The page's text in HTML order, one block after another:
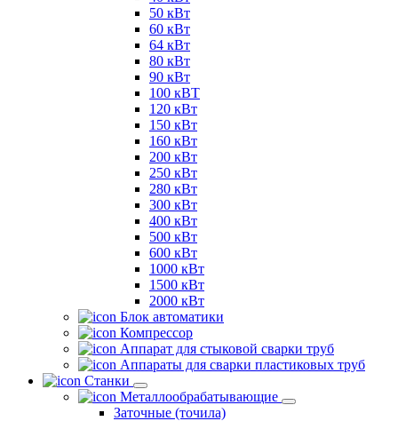
50 кВт
60 кВт
64 кВт
80 кВт
90 кВт
100 кВТ
120 кВт
150 кВт
160 кВт
200 кВт
250 кВт
280 кВт
300 кВт
400 кВт
500 кВт
600 кВт
1000 кВт
1500 кВт
2000 кВт
Блок автоматики
Компрессор
Аппарат для стыковой сварки труб
Аппараты для сварки пластиковых труб
Станки
Металлообрабатывающие
Заточные (точила)